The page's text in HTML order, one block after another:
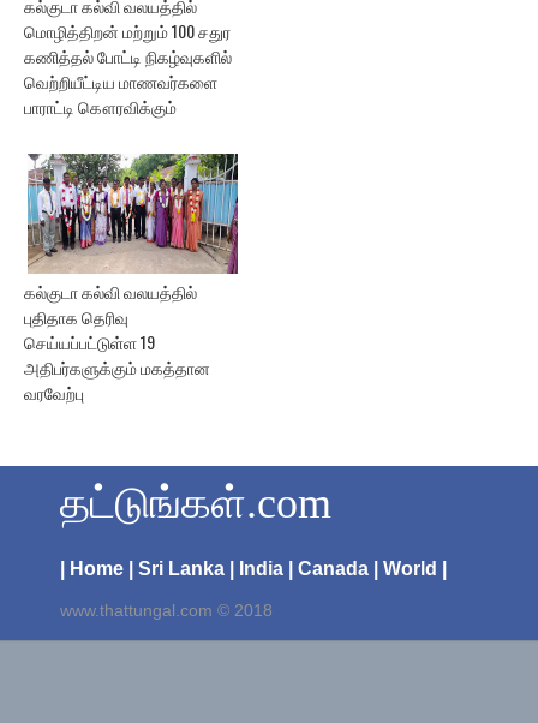
கல்குடா கல்வி வலயத்தில்
மொழித்திறன் மற்றும் 100 சதுர
கணித்தல் போட்டி நிகழ்வுகளில்
வெற்றியீட்டிய மாணவர்களை
பாராட்டி கௌரவிக்கும்
கல்குடா கல்வி வலயத்தில்
புதிதாக தெரிவு
செய்யப்பட்டுள்ள 19
அதிபர்களுக்கும் மகத்தான
வரவேற்பு
தட்டுங்கள்.com
| Home | Sri Lanka | India | Canada | World |
www.thattungal.com © 2018